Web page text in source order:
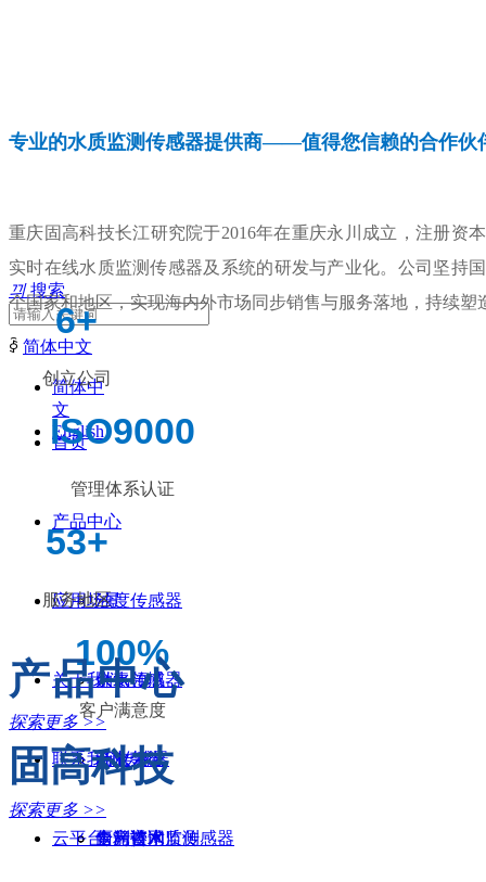
끠 搜索
ꀅ 简体中文
简体中
文
English
首页
产品中心
浊度传感器
余氯传感器
pH传感器
全光谱水质传感器
应用场景
供水领域
污水领域
雨污管网监测
关于我们
企业荣誉
专利技术
联系我们
售前咨询
云平台
专业的水质监测传感器提供商——值得您信赖的合作伙
重庆固高科技长江研究院于2016年在重庆永川成立，注册资
实时在线水质监测传感器及系统的研发与产业化。公司坚持
个国家和地区，实现海内外市场同步销售与服务落地，持续塑
6+
创立公司
ISO9000
管理体系认证
53+
服务地区
100%
客户满意度
固高科技
探索更多 >>
产品中心
探索更多 >>